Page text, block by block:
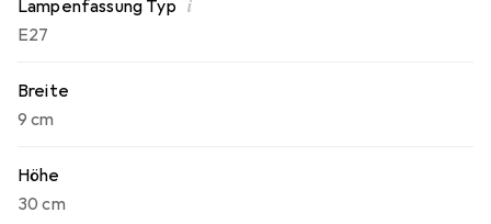
Lampenfassung Typ i
E27
Breite
9 cm
Höhe
30 cm